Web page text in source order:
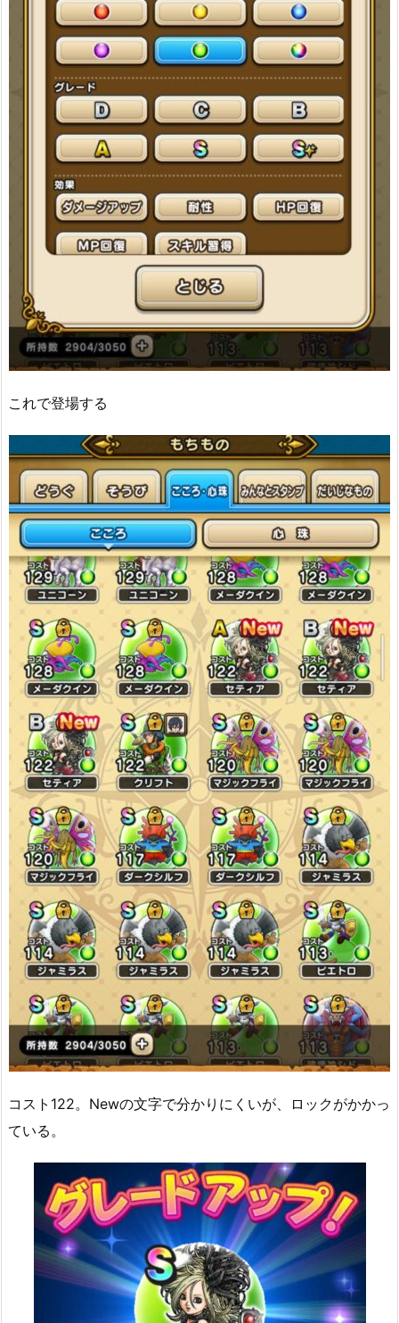
これで登場する
コスト122。Newの文字で分かりにくいが、ロックがかかっ
ている。